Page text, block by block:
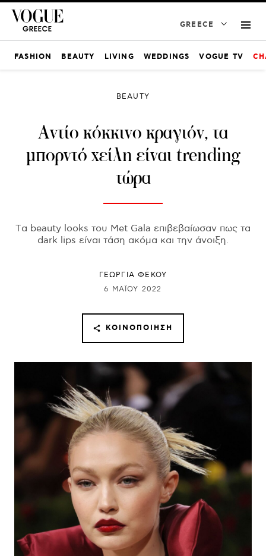
GREECE
FASHION BEAUTY LIVING WEDDINGS VOGUE TV
BEAUTY
Αντίο κόκκινο κραγιόν, τα
μπορντό χείλη είναι trending
τώρα
Tα beauty looks του Met Gala επιβεβαίωσαν πως τα
dark lips είναι τάση ακόμα και την άνοιξη.
ΓΕΩΡΓΙΑ ΦΕΚΟΥ
6 ΜΑΪ́ΟΥ 2022
ΚΟΙΝΟΠΟΊΗΣΗ